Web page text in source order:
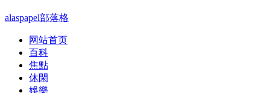
alaspapel部落格
网站首页
百科
焦點
休閑
娛樂